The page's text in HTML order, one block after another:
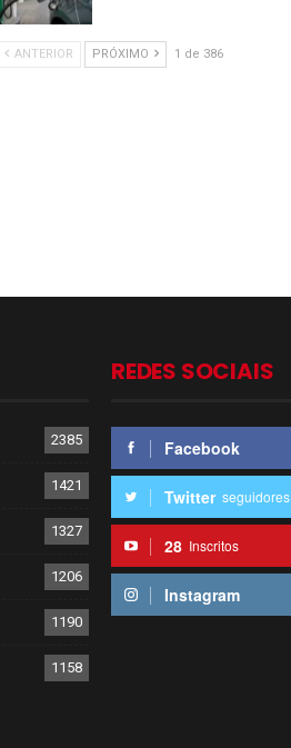
ANTERIOR PRÓXIMO 1 de 386
2385
1421
1327
1206
1190
1158
REDES SOCIAIS
Facebook
Twitter seguidores
28 Inscritos
Instagram